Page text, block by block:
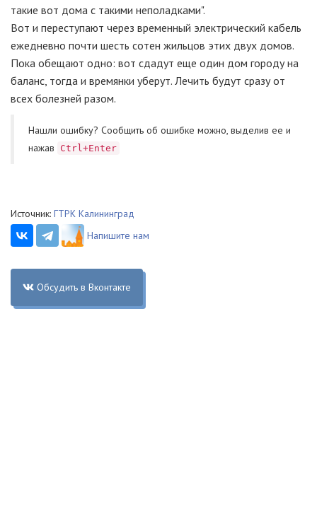
такие вот дома с такими неполадками".
Вот и переступают через временный электрический кабель
ежедневно почти шесть сотен жильцов этих двух домов.
Пока обещают одно: вот сдадут еще один дом городу на
баланс, тогда и времянки уберут. Лечить будут сразу от
всех болезней разом.
Нашли ошибку? Cообщить об ошибке можно, выделив ее и
нажав
Ctrl+Enter
Источник: ГТРК Калининград
Напишите нам
Обсудить в Вконтакте